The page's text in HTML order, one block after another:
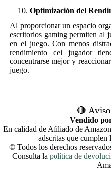
Optimización del
Al proporcionar un espacio
escritorios gaming permiten al
en el juego. Con menos
rendimiento del jugador
concentrarse mejor y
juego.
🔴
Vendido
En calidad de Afiliado de
adscritas que cumplen
© Todos los derechos
Consulta la política de